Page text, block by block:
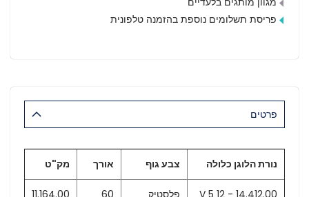
פריסת תשלומים נוספת בהזמנה טלפונית
פרטים
נורת הלוגן כלולה צבע גוף אורך מק"ט
14.412.00 - 12 V 5 פלסטיק 60
11.164.00